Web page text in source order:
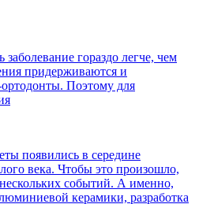
гораздо легче, чем
придерживаются и
Поэтому для
появились в середине
века. Чтобы это произошло,
событий. А именно,
керамики, разработка